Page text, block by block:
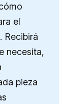
el
. Recibirá
necesita,
pieza